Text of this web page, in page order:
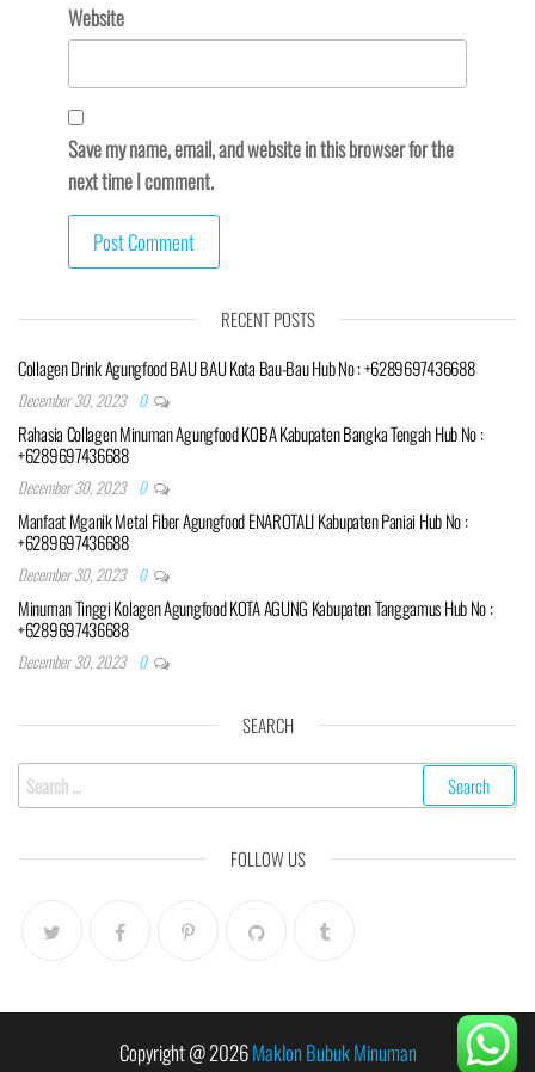
Website
Save my name, email, and website in this browser for the
next time I comment.
RECENT POSTS
Collagen Drink Agungfood BAU BAU Kota Bau-Bau Hub No : +6289697436688
December 30, 2023 0
Rahasia Collagen Minuman Agungfood KOBA Kabupaten Bangka Tengah Hub No :
+6289697436688
December 30, 2023 0
Manfaat Mganik Metal Fiber Agungfood ENAROTALI Kabupaten Paniai Hub No :
+6289697436688
December 30, 2023 0
Minuman Tinggi Kolagen Agungfood KOTA AGUNG Kabupaten Tanggamus Hub No :
+6289697436688
December 30, 2023 0
SEARCH
Search
for:
FOLLOW US
Copyright @ 2026Maklon Bubuk Minuman